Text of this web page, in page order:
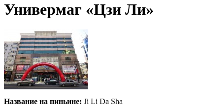
Универмаг «Цзи Ли»
Название на пиньине: Ji Li Da Sha